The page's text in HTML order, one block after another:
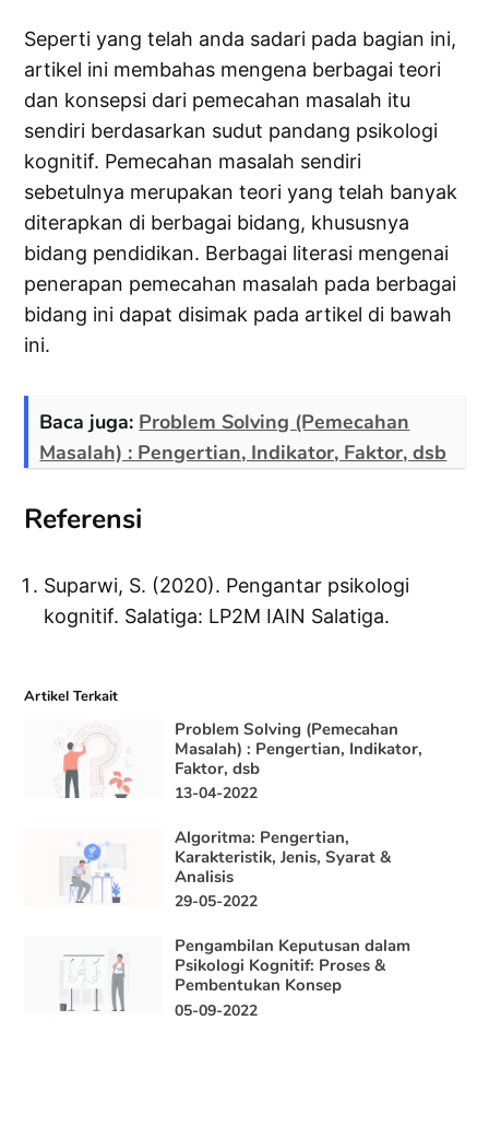
Seperti yang telah anda sadari pada bagian ini,
artikel ini membahas mengena berbagai teori
dan konsepsi dari pemecahan masalah itu
sendiri berdasarkan sudut pandang psikologi
kognitif. Pemecahan masalah sendiri
sebetulnya merupakan teori yang telah banyak
diterapkan di berbagai bidang, khususnya
bidang pendidikan. Berbagai literasi mengenai
penerapan pemecahan masalah pada berbagai
bidang ini dapat disimak pada artikel di bawah
ini.
Baca juga: Problem Solving (Pemecahan
Masalah) : Pengertian, Indikator, Faktor, dsb
Referensi
Suparwi, S. (2020). Pengantar psikologi
kognitif. Salatiga: LP2M IAIN Salatiga.
Artikel Terkait
Problem Solving (Pemecahan
Masalah) : Pengertian, Indikator,
Faktor, dsb
13-04-2022
Algoritma: Pengertian,
Karakteristik, Jenis, Syarat &
Analisis
29-05-2022
Pengambilan Keputusan dalam
Psikologi Kognitif: Proses &
Pembentukan Konsep
05-09-2022